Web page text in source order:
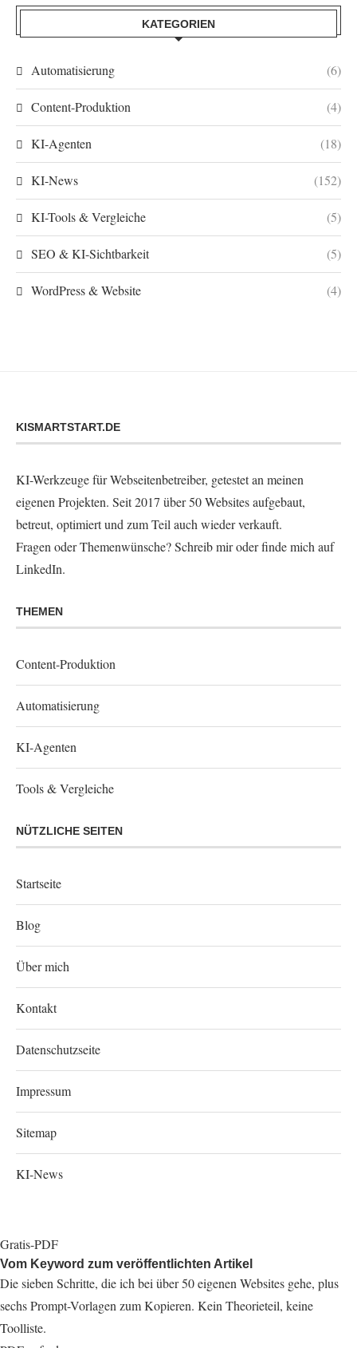
KATEGORIEN
Automatisierung (6)
Content-Produktion (4)
KI-Agenten (18)
KI-News (152)
KI-Tools & Vergleiche (5)
SEO & KI-Sichtbarkeit (5)
WordPress & Website (4)
KISMARTSTART.DE
KI-Werkzeuge für Webseitenbetreiber, getestet an meinen
eigenen Projekten. Seit 2017 über 50 Websites aufgebaut,
betreut, optimiert und zum Teil auch wieder verkauft.
Fragen oder Themenwünsche?Schreib miroder finde mich auf
LinkedIn.
THEMEN
Content-Produktion
Automatisierung
KI-Agenten
Tools & Vergleiche
NÜTZLICHE SEITEN
Startseite
Blog
Über mich
Kontakt
Datenschutzseite
Impressum
Sitemap
KI-News
Gratis-PDF
Vom Keyword zum veröffentlichten Artikel
Die sieben Schritte, die ich bei über 50 eigenen Websites gehe, plus
sechs Prompt-Vorlagen zum Kopieren. Kein Theorieteil, keine
Toolliste.